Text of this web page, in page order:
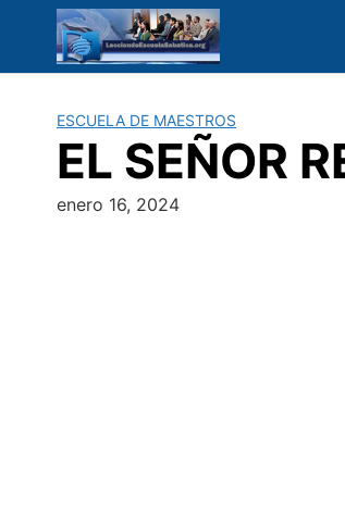
contenido
ESCUELA DE MAESTROS
EL SEÑOR
enero 16, 2024